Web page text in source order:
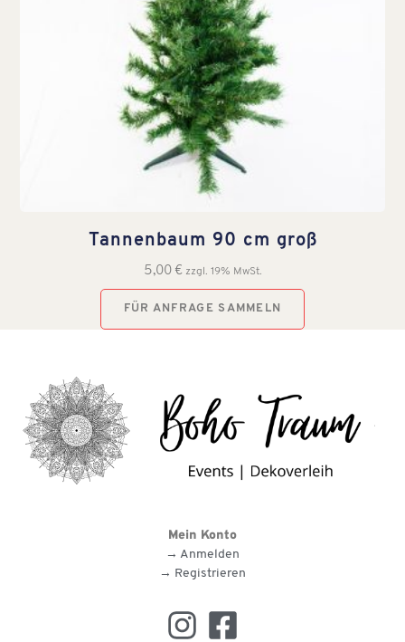
Tannenbaum 90 cm groß
5,00 € zzgl. 19% MwSt.
FÜR ANFRAGE SAMMELN
Mein Konto
→ Anmelden
→ Registrieren